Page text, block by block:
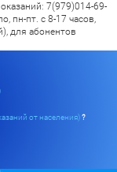
7(979)014-69-
пн-пт. с 8-17 часов,
для абонентов
от населения)?